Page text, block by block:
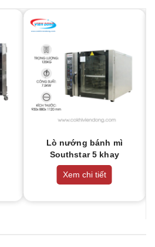
Lò nướng bánh mì
Southstar 5 khay
Xem chi tiết